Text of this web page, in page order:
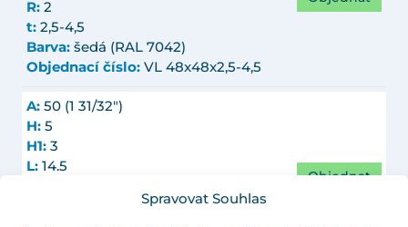
Spravovat Souhlas
R: 2
t: 2,5-4,5
Barva: šedá (RAL 7042)
Objednací číslo: VL 48x48x2,5-4,5
A: 50 (1 31/32")
H: 5
H1: 3
L: 14.5
Objednat